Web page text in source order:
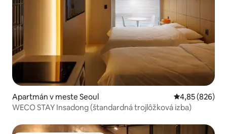
Apartmán v meste Seoul Priemerné
4,85 (826)
WECO STAY Insadong (štandardná trojlôžková izba)